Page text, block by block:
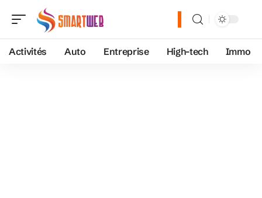
Activités Auto Entreprise High-tech Immo